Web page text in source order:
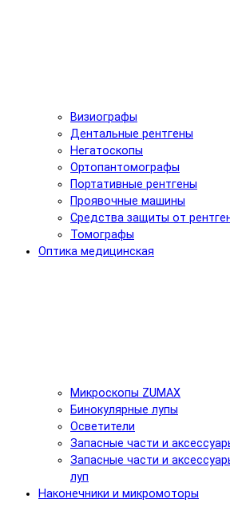
Визиографы
Дентальные рентгены
Негатоскопы
Ортопантомографы
Портативные рентгены
Проявочные машины
Средства защиты от
Томографы
Оптика медицинская
Микроскопы ZUMAX
Бинокулярные лупы
Осветители
Запасные части и
Запасные части и
луп
Наконечники и микромоторы